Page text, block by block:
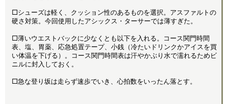
□シューズは軽く、クッション性のあるものを選択。アスファルトの
硬さ対策。今回使用したアシックス・ターサーでは薄すぎた。
□薄いウエストバックに少なくとも以下を入れる。コース関門時間
表、塩、胃薬、応急処置テープ、小銭（冷たいドリンクかアイスを買
い体温を下げる）。コース関門時間表は汗やかぶり水で濡れるためビ
ニルに封入しておく。
□急な登り坂は走らず速歩でいき、心拍数をいったん落とす。